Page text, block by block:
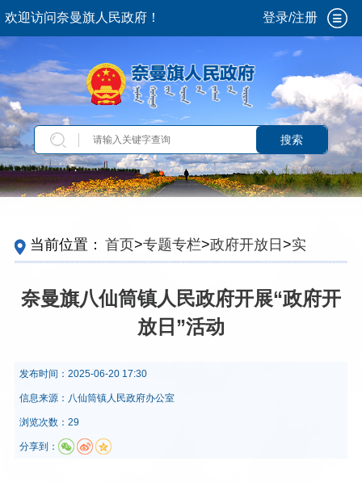
欢迎访问奈曼旗人民政府！ 登录/注册
搜索
当前位置： 首页>专题专栏>政府开放日>实施
情况
奈曼旗八仙筒镇人民政府开展“政府开
放日”活动
发布时间： 2025-06-20 17:30
信息来源： 八仙筒镇人民政府办公室
浏览次数：29
分享到：